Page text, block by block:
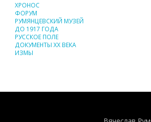
ХРОНОС
ФОРУМ
РУМЯНЦЕВСКИЙ МУЗЕЙ
ДО 1917 ГОДА
РУССКОЕ ПОЛЕ
ДОКУМЕНТЫ XX ВЕКА
ИЗМЫ